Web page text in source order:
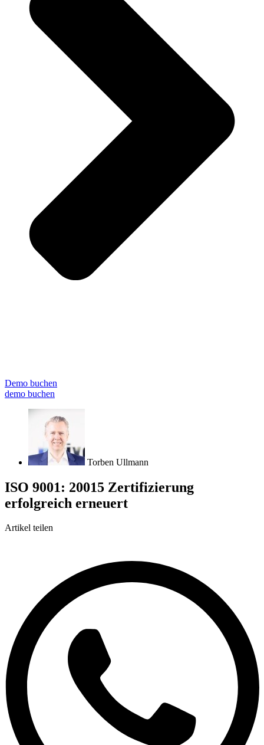
Demo buchen
demo buchen
Torben Ullmann
ISO 9001: 20015 Zertifizierung
erfolgreich erneuert
Artikel teilen